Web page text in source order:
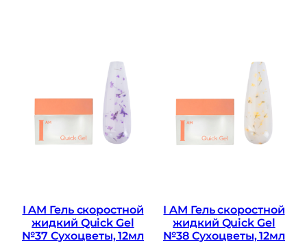
I AM Гель скоростной
жидкий Quick Gel
№37 Сухоцветы, 12мл
I AM Гель скоростной
жидкий Quick Gel
№38 Сухоцветы, 12мл